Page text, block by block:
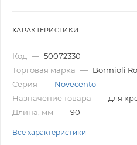
ХАРАКТЕРИСТИКИ
Код — 50072330
Торговая марка — Bormioli
Серия — Novecento
Назначение товара — для
Длина, мм — 90
Все характеристики